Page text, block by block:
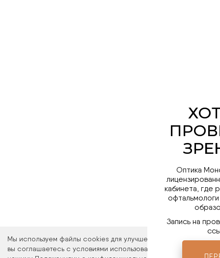
Мы используем файлы cookies для улучшения работы сайта.
вы соглашаетесь с условиями использования файлов cookies.
Оптика
кабинета, где
Запись на